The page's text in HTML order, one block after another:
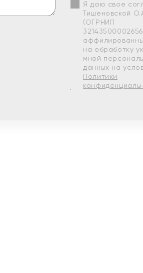
Я даю свое
Тишеновской
(ОГРНИП
на обработку
мной
данных на
Политики